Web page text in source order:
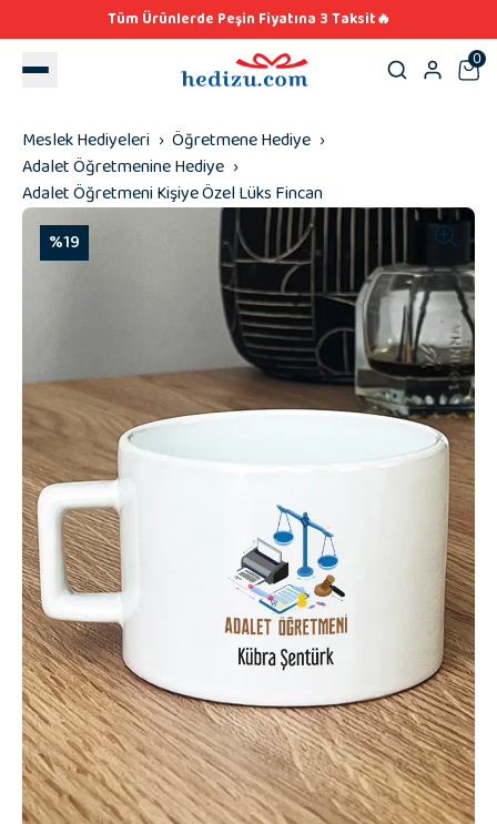
Tüm Ürünlerde Peşin Fiyatına 3 Taksit🔥
0
Meslek Hediyeleri
Öğretmene Hediye
Adalet Öğretmenine Hediye
Adalet Öğretmeni Kişiye Özel Lüks Fincan
%19